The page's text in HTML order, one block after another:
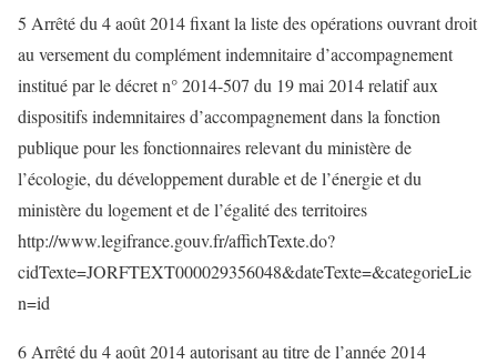
5 Arrêté du 4 août 2014 fixant la liste des opérations ouvrant droit
au versement du complément indemnitaire d’accompagnement
institué par le décret n° 2014-507 du 19 mai 2014 relatif aux
dispositifs indemnitaires d’accompagnement dans la fonction
publique pour les fonctionnaires relevant du ministère de
l’écologie, du développement durable et de l’énergie et du
ministère du logement et de l’égalité des territoires
http://www.legifrance.gouv.fr/affichTexte.do?
cidTexte=JORFTEXT000029356048&dateTexte=&categorieLie
n=id
6 Arrêté du 4 août 2014 autorisant au titre de l’année 2014